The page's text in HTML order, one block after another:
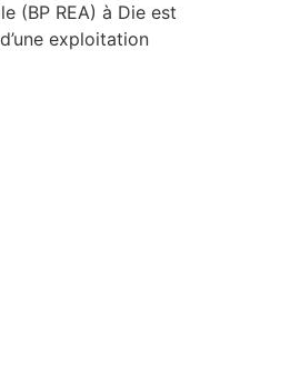
(BP REA) à Die est
exploitation